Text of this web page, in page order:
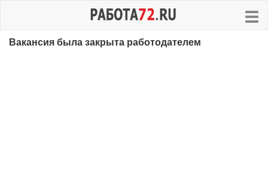
Вакансия была закрыта работодателем